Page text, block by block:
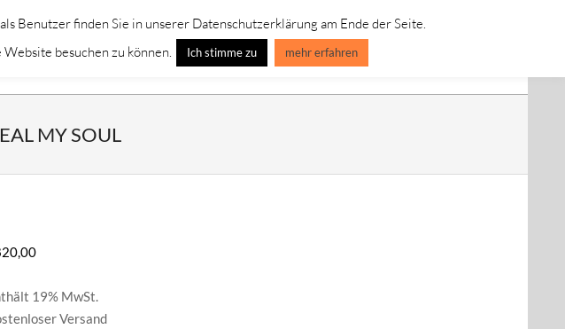
THEMEN DEKORATIVE LEINWANDBILDER SPECIAL EDITION-ART-LINE
MY SOUL
19% MwSt.
Versand
Benutzer finden Sie in unserer Datenschutzerklärung am Ende der Seite.
besuchen zu können.
Ich stimme zu mehr erfahren